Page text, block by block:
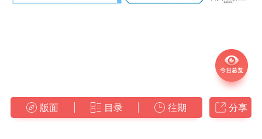
版面 目录 往期 分享